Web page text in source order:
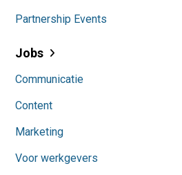
Partnership Events
Jobs
Communicatie
Content
Marketing
Voor werkgevers